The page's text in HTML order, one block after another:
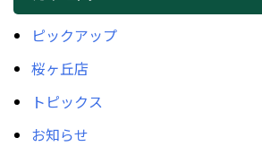
ピックアップ
桜ヶ丘店
トピックス
お知らせ